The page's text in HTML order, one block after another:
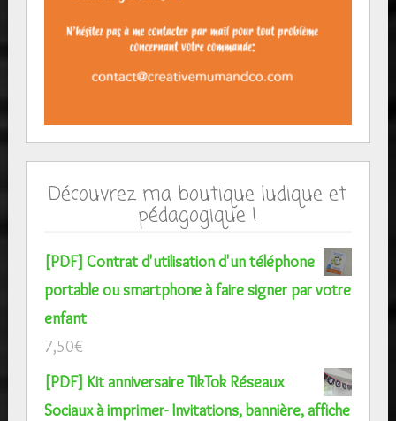
Découvrez ma boutique ludique et
pédagogique !
[PDF] Contrat d'utilisation d'un téléphone
portable ou smartphone à faire signer par votre
enfant
7,50€
[PDF] Kit anniversaire TikTok Réseaux
Sociaux à imprimer- Invitations, bannière, affiche